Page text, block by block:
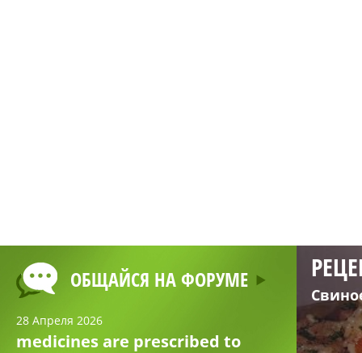
ОБЩАЙСЯ НА ФОРУМЕ
28 Апреля 2026
medicines are prescribed to